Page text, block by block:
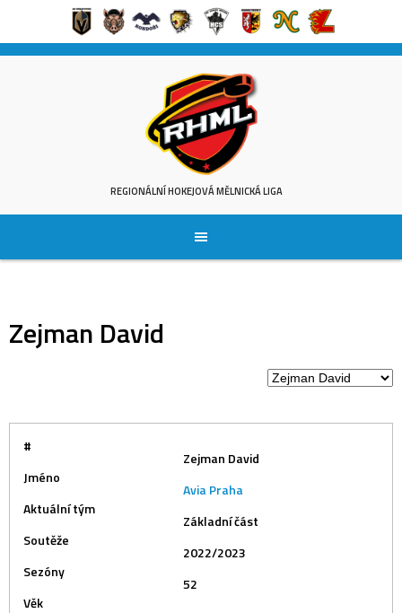
Skip
REGIONÁLNÍ HOKEJOVÁ MĚLNICKÁ LIGA
Zejman David
#
Jméno
Zejman David
Aktuální tým
Avia Praha
Soutěže
Základní část
Sezóny
2022/2023
Věk
52